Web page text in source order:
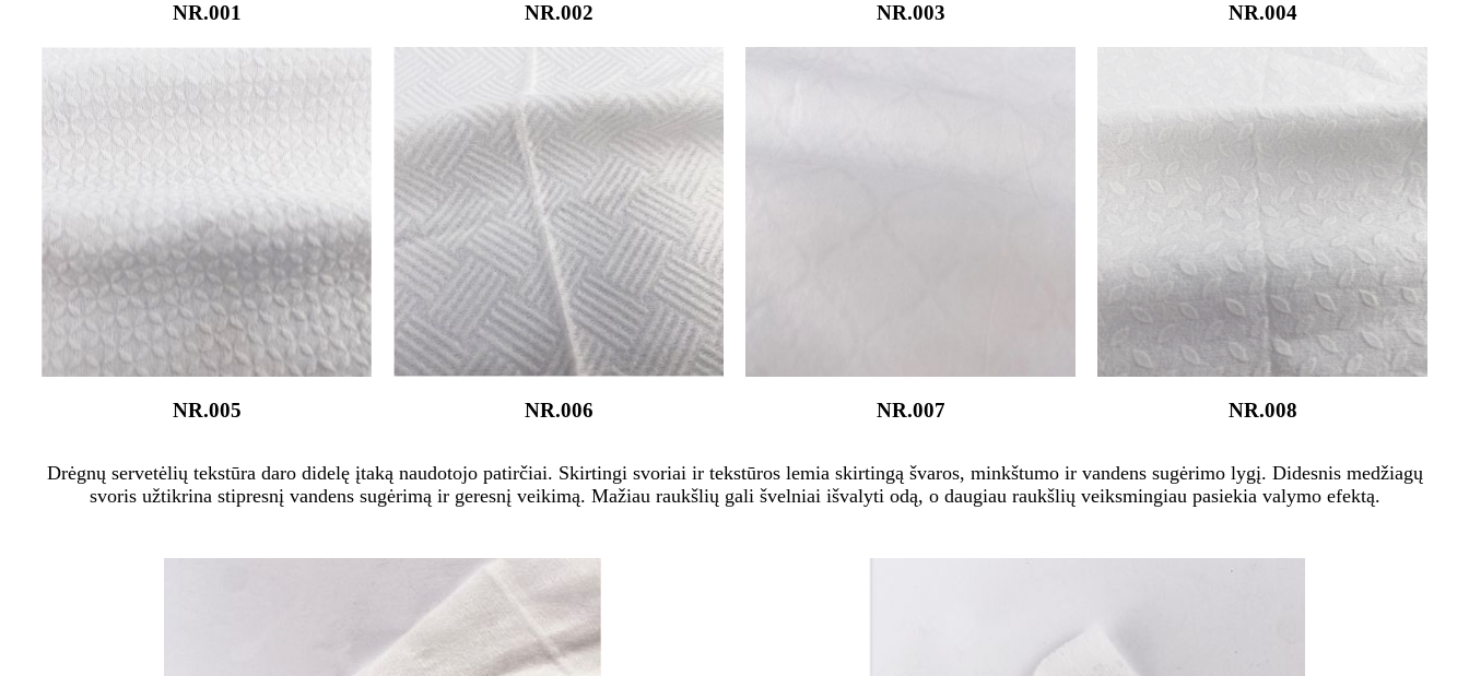
NR.001 NR.002 NR.003 NR.004
NR.005 NR.006 NR.007 NR.008
Drėgnų servetėlių tekstūra daro didelę įtaką naudotojo patirčiai. Skirtingi svoriai ir tekstūros lemia skirtingą švaros, minkštumo ir vandens sugėrimo lygį. Didesnis medžiagų
svoris užtikrina stipresnį vandens sugėrimą ir geresnį veikimą. Mažiau raukšlių gali švelniai išvalyti odą, o daugiau raukšlių veiksmingiau pasiekia valymo efektą.